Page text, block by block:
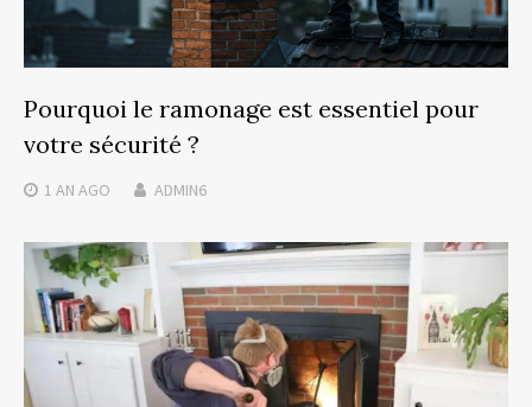
Pourquoi le ramonage est essentiel pour
votre sécurité ?
1 AN AGO ADMIN6